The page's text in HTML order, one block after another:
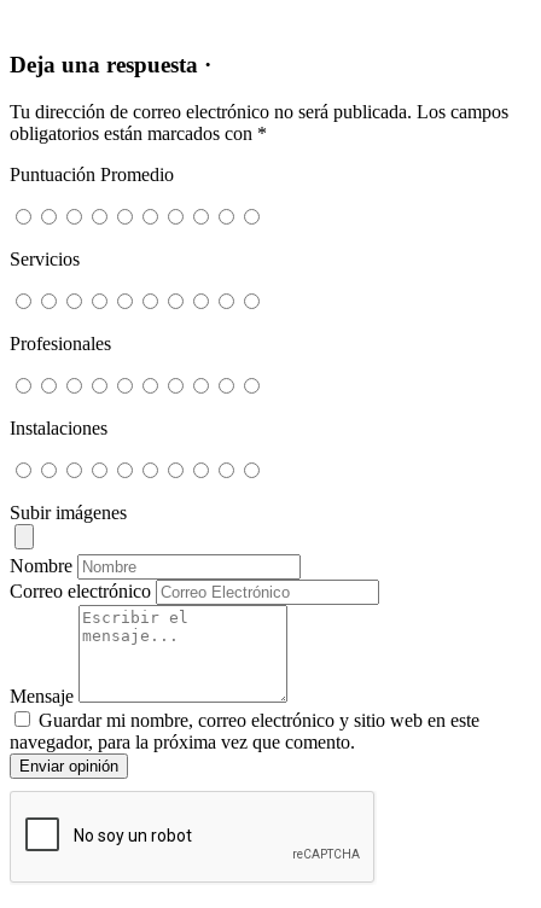
Deja una respuesta ·
Tu dirección de correo electrónico no será publicada. Los campos
obligatorios están marcados con *
Puntuación Promedio
Servicios
Profesionales
Instalaciones
Subir imágenes
Nombre
Correo electrónico
Mensaje
Guardar mi nombre, correo electrónico y sitio web en este
navegador, para la próxima vez que comento.
Enviar opinión